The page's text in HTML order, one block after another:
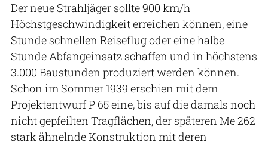
Der neue Strahljäger sollte 900 km/h
Höchstgeschwindigkeit erreichen können, eine
Stunde schnellen Reiseflug oder eine halbe
Stunde Abfangeinsatz schaffen und in höchstens
3.000 Baustunden produziert werden können.
Schon im Sommer 1939 erschien mit dem
Projektentwurf P 65 eine, bis auf die damals noch
nicht gepfeilten Tragflächen, der späteren Me 262
stark ähnelnde Konstruktion mit deren